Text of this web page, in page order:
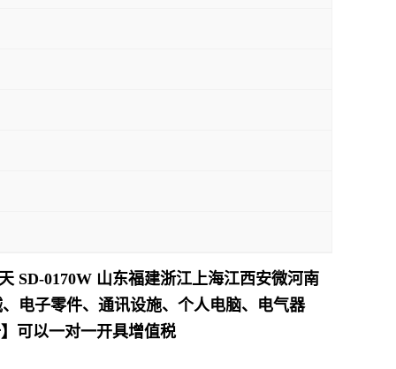
SD-0170W 山东福建浙江上海江西安微河南
电子零件、通讯设施、个人电脑、电气器
可以一对一开具增值税